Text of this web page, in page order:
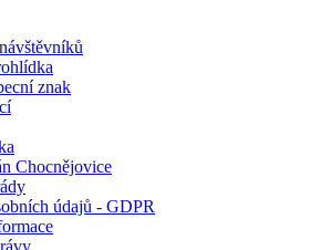
znak
Chocnějovice
údajů - GDPR